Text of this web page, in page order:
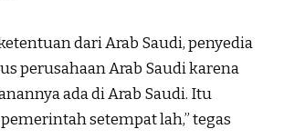
dari Arab Saudi, penyedia
perusahaan Arab Saudi karena
ada di Arab Saudi. Itu
setempat lah,” tegas